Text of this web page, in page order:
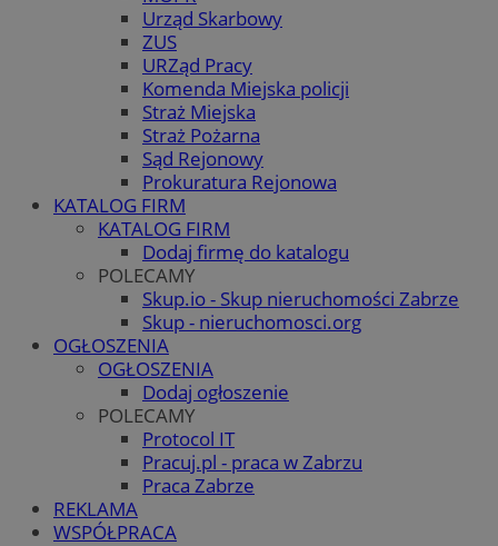
Urząd Skarbowy
ZUS
URZąd Pracy
Komenda Miejska policji
Straż Miejska
Straż Pożarna
Sąd Rejonowy
Prokuratura Rejonowa
KATALOG FIRM
KATALOG FIRM
Dodaj firmę do katalogu
POLECAMY
Skup.io - Skup nieruchomości Zabrze
Skup - nieruchomosci.org
OGŁOSZENIA
OGŁOSZENIA
Dodaj ogłoszenie
POLECAMY
Protocol IT
Pracuj.pl - praca w Zabrzu
Praca Zabrze
REKLAMA
WSPÓŁPRACA